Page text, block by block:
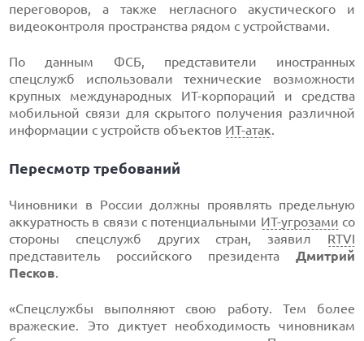
переговоров, а также негласного акуcтического и
видеоконтроля пространства рядом с устройствами.
По данным ФСБ, представители иностранных
спецслужб использовали технические возможности
крупных международных ИТ-корпораций и средства
мобильной связи для скрытого получения различной
информации с устройств объектов ИТ-атак.
Пересмотр требований
Чиновники в России должны проявлять предельную
аккуратность в связи с потенциальными ИТ-угрозами со
стороны спецслужб других стран, заявил RTVI
представитель российского президента Дмитрий
Песков.
«Спецслужбы выполняют свою работу. Тем более
вражеские. Это диктует необходимость чиновникам